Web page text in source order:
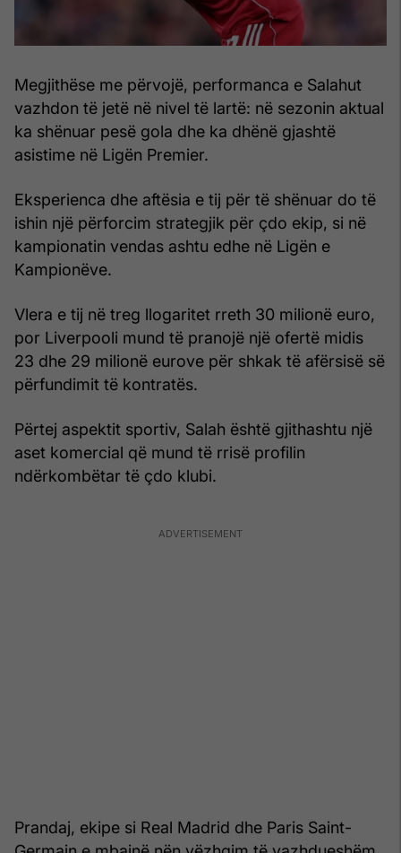
Megjithëse me përvojë, performanca e Salahut
vazhdon të jetë në nivel të lartë: në sezonin aktual
ka shënuar pesë gola dhe ka dhënë gjashtë
asistime në Ligën Premier.
Eksperienca dhe aftësia e tij për të shënuar do të
ishin një përforcim strategjik për çdo ekip, si në
kampionatin vendas ashtu edhe në Ligën e
Kampionëve.
Vlera e tij në treg llogaritet rreth 30 milionë euro,
por Liverpooli mund të pranojë një ofertë midis
23 dhe 29 milionë eurove për shkak të afërsisë së
përfundimit të kontratës.
Përtej aspektit sportiv, Salah është gjithashtu një
aset komercial që mund të rrisë profilin
ndërkombëtar të çdo klubi.
Prandaj, ekipe si Real Madrid dhe Paris Saint-